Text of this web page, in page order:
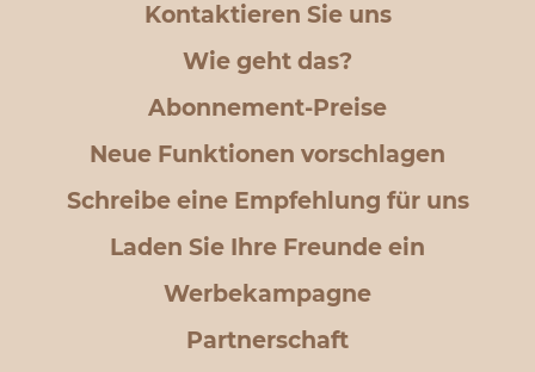
Kontaktieren Sie uns
Wie geht das?
Abonnement-Preise
Neue Funktionen vorschlagen
Schreibe eine Empfehlung für uns
Laden Sie Ihre Freunde ein
Werbekampagne
Partnerschaft